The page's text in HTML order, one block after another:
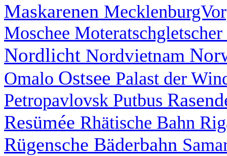
Maskarenen
Moschee Moteratschgletscher
Nordlicht Nordvietnam
Omalo Ostsee Palast der
Petropavlovsk Putbus
Resümée Rhätische Bahn
Rügensche Bäderbahn